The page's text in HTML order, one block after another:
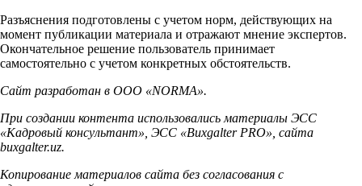
Разъяснения подготовлены с учетом норм, действующих на
момент публикации материала и отражают мнение экспертов.
Окончательное решение пользователь принимает
самостоятельно с учетом конкретных обстоятельств.
Сайт разработан в ООО «NORMA».
При создании контента использовались материалы ЭСС
«Кадровый консультант», ЭСС «Buxgalter PRO», сайта
buxgalter.uz.
Копирование материалов сайта без согласования с